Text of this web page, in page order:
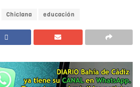
Chiclana educación